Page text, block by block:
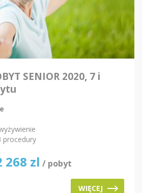
SENIOR 2020, 7 i
procedury
268 zl / pobyt
WIĘCEJ